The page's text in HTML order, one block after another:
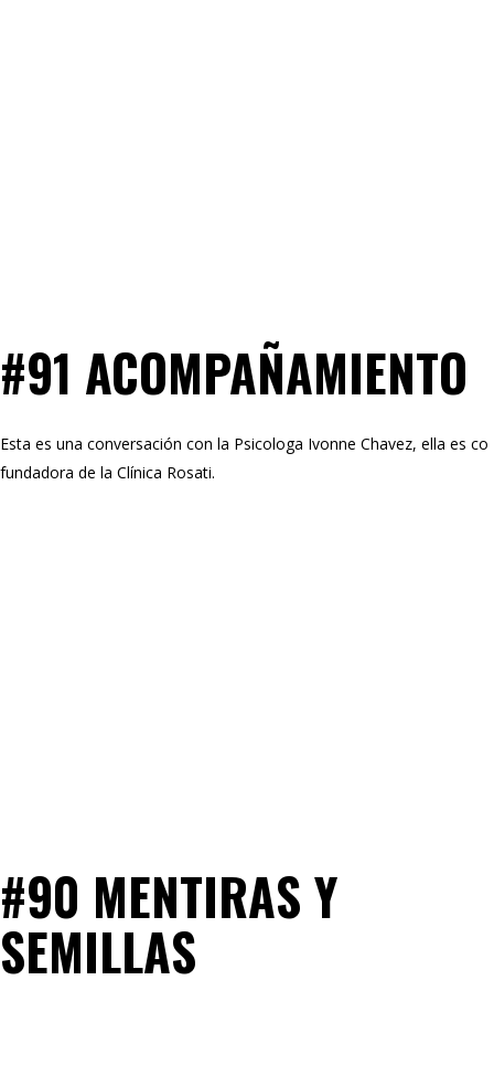
#91 ACOMPAÑAMIENTO
Esta es una conversación con la Psicologa Ivonne Chavez, ella es co
fundadora de la Clínica Rosati.
#90 MENTIRAS Y
SEMILLAS